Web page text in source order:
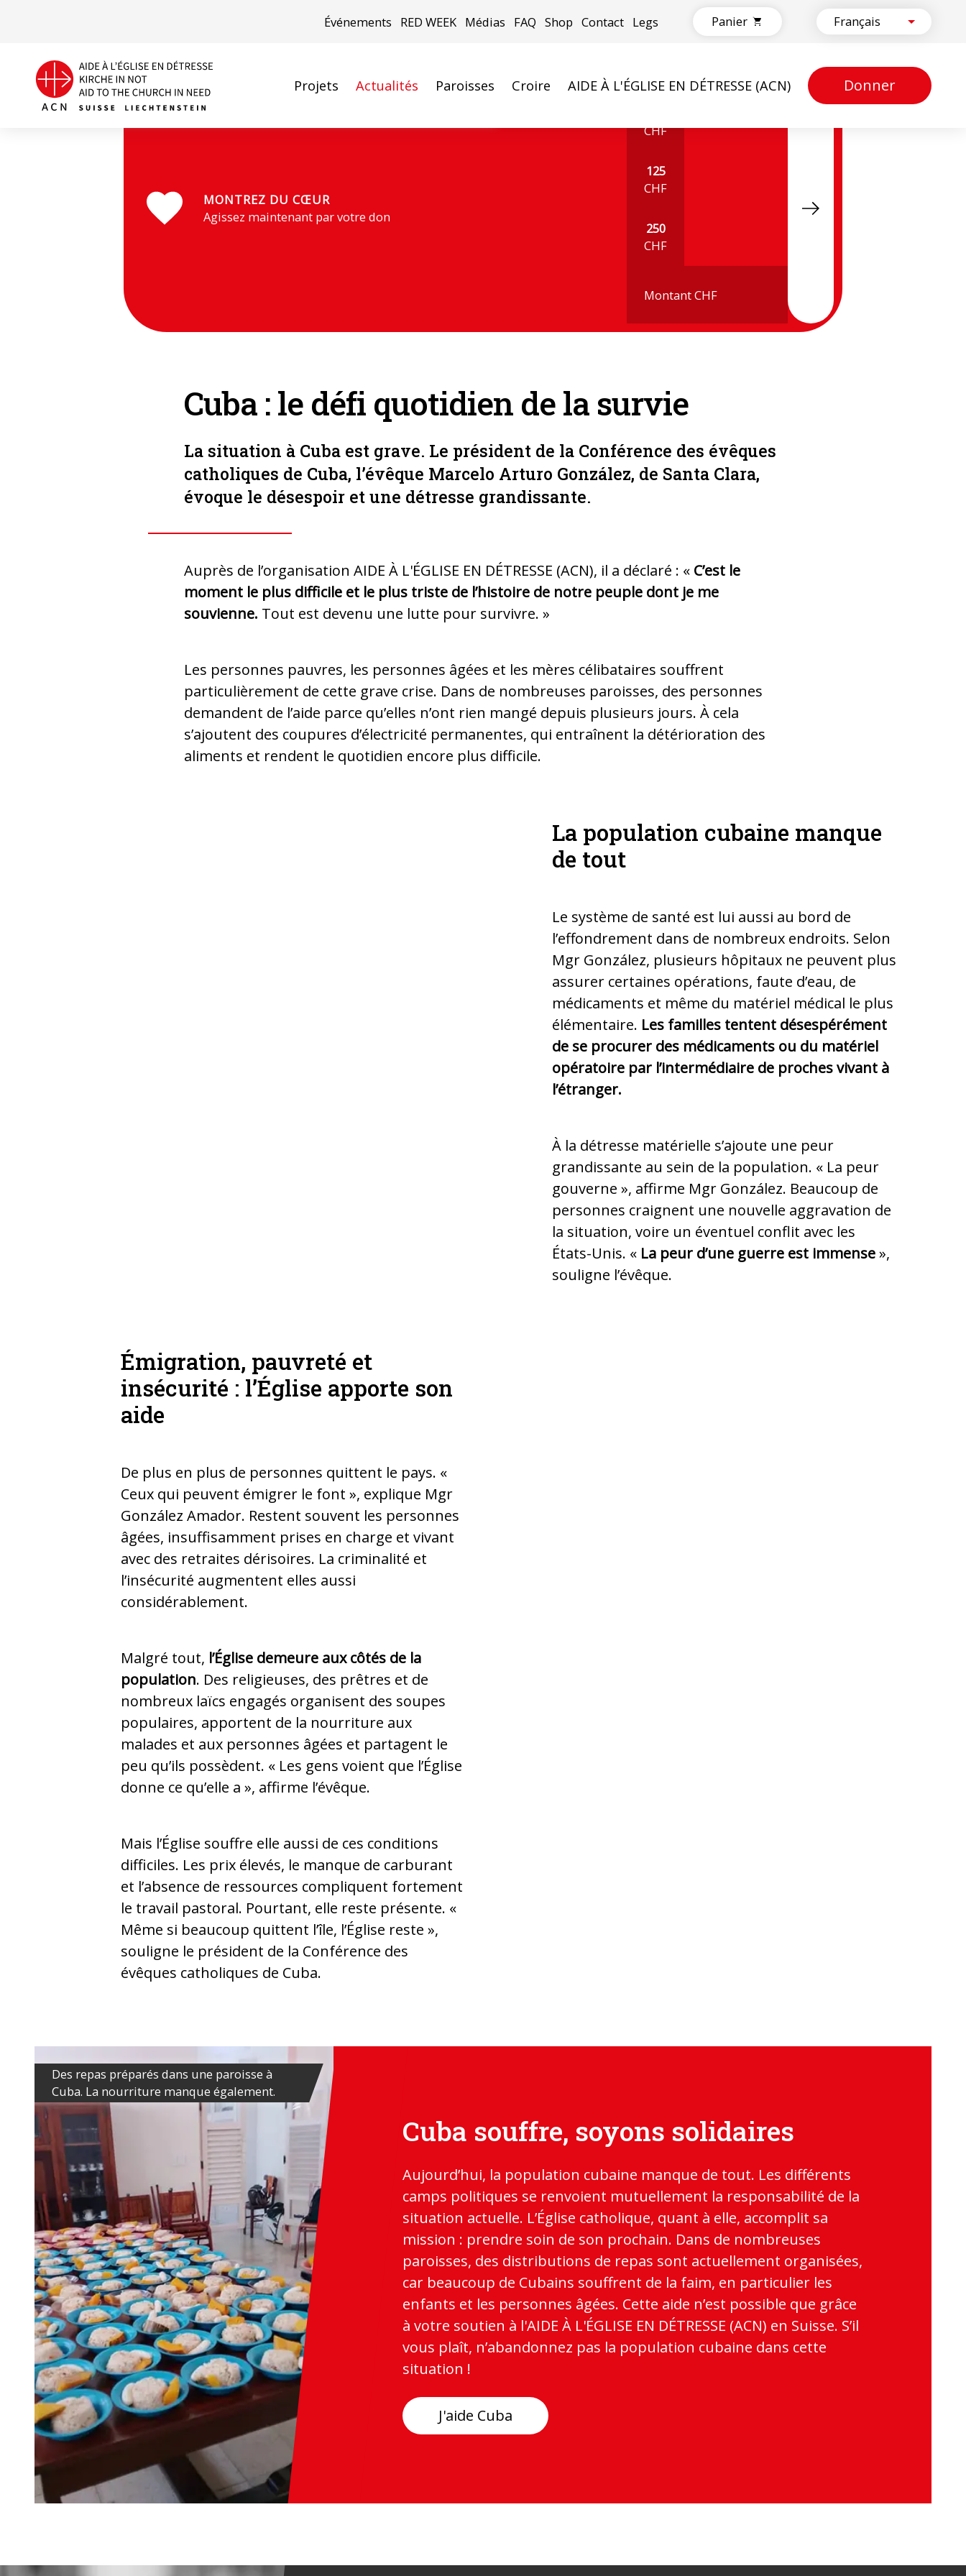
Événements RED WEEK Médias FAQ Shop Contact Legs Panier
Projets Actualités Paroisses Croire AIDE À L'ÉGLISE EN DÉTRESSE (ACN) Donner
Une célébration dans une église sans toit, dans le diocèse cubain de Holguín. ©ACN
MONTREZ DU CŒUR
Agissez maintenant par votre don
CHF
125
CHF
250
CHF
Cuba : le défi quotidien de la survie
La situation à Cuba est grave. Le président de la Conférence des évêques
catholiques de Cuba, l’évêque Marcelo Arturo González, de Santa Clara,
évoque le désespoir et une détresse grandissante.
Auprès de l’organisation AIDE À L'ÉGLISE EN DÉTRESSE (ACN), il a déclaré : « C’est le
moment le plus difficile et le plus triste de l’histoire de notre peuple dont je me
souvienne. Tout est devenu une lutte pour survivre. »
Les personnes pauvres, les personnes âgées et les mères célibataires souffrent
particulièrement de cette grave crise. Dans de nombreuses paroisses, des personnes
demandent de l’aide parce qu’elles n’ont rien mangé depuis plusieurs jours. À cela
s’ajoutent des coupures d’électricité permanentes, qui entraînent la détérioration des
aliments et rendent le quotidien encore plus difficile.
La population cubaine manque
de tout
Le système de santé est lui aussi au bord de
l’effondrement dans de nombreux endroits. Selon
Mgr González, plusieurs hôpitaux ne peuvent plus
assurer certaines opérations, faute d’eau, de
médicaments et même du matériel médical le plus
élémentaire. Les familles tentent désespérément
de se procurer des médicaments ou du matériel
opératoire par l’intermédiaire de proches vivant à
l’étranger.
À la détresse matérielle s’ajoute une peur
grandissante au sein de la population. « La peur
gouverne », affirme Mgr González. Beaucoup de
personnes craignent une nouvelle aggravation de
la situation, voire un éventuel conflit avec les
États-Unis. « La peur d’une guerre est immense»,
souligne l’évêque.
Émigration, pauvreté et
insécurité : l’Église apporte son
aide
De plus en plus de personnes quittent le pays. «
Ceux qui peuvent émigrer le font », explique Mgr
González Amador. Restent souvent les personnes
âgées, insuffisamment prises en charge et vivant
avec des retraites dérisoires. La criminalité et
l’insécurité augmentent elles aussi
considérablement.
Malgré tout, l’Église demeure aux côtés de la
population. Des religieuses, des prêtres et de
nombreux laïcs engagés organisent des soupes
populaires, apportent de la nourriture aux
malades et aux personnes âgées et partagent le
peu qu’ils possèdent. « Les gens voient que l’Église
donne ce qu’elle a », affirme l’évêque.
Mais l’Église souffre elle aussi de ces conditions
difficiles. Les prix élevés, le manque de carburant
et l’absence de ressources compliquent fortement
le travail pastoral. Pourtant, elle reste présente. «
Même si beaucoup quittent l’île, l’Église reste »,
souligne le président de la Conférence des
évêques catholiques de Cuba.
Des repas préparés dans une paroisse à
Cuba. La nourriture manque également.
Cuba souffre, soyons solidaires
Aujourd’hui, la population cubaine manque de tout. Les différents
camps politiques se renvoient mutuellement la responsabilité de la
situation actuelle. L’Église catholique, quant à elle, accomplit sa
mission : prendre soin de son prochain. Dans de nombreuses
paroisses, des distributions de repas sont actuellement organisées,
car beaucoup de Cubains souffrent de la faim, en particulier les
enfants et les personnes âgées. Cette aide n’est possible que grâce
à votre soutien à l'AIDE À L'ÉGLISE EN DÉTRESSE (ACN) en Suisse. S’il
vous plaît, n’abandonnez pas la population cubaine dans cette
situation !
J'aide Cuba